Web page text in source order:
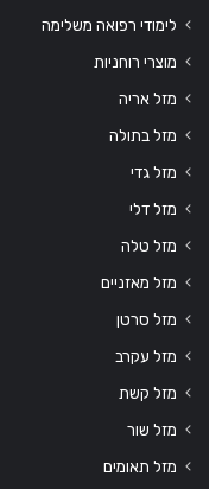
לימודי רפואה משלימה
מוצרי רוחניות
מזל אריה
מזל בתולה
מזל גדי
מזל דלי
מזל טלה
מזל מאזניים
מזל סרטן
מזל עקרב
מזל קשת
מזל שור
מזל תאומים